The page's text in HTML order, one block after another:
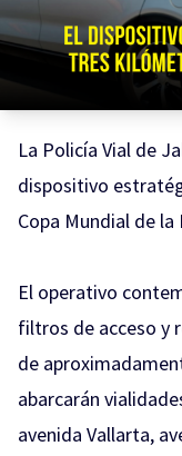
La Policía Vial de
dispositivo
Copa Mundial de la
El operativo
filtros de acceso y
de
abarcarán
avenida Vallarta,